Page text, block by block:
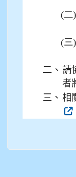
(二)
(三)
二、 請
者
三、 相